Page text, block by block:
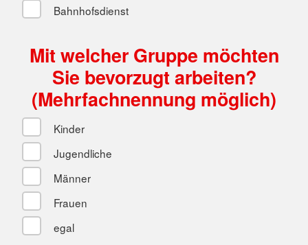
Bahnhofsdienst
Mit welcher Gruppe möchten
Sie bevorzugt arbeiten?
(Mehrfachnennung möglich)
Kinder
Jugendliche
Männer
Frauen
egal